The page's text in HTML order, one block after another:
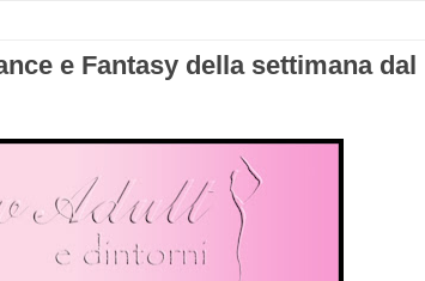
e Fantasy della settimana dal